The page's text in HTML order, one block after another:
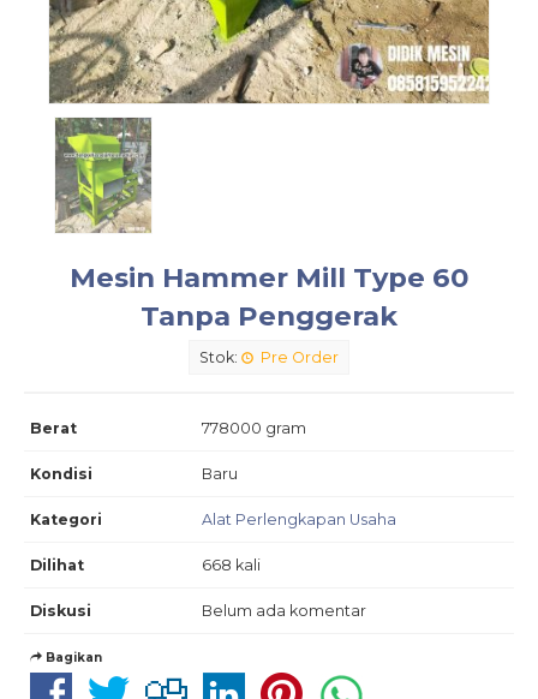
Mesin Hammer Mill Type 60
Tanpa Penggerak
Stok: Pre Order
Berat 778000 gram
Kondisi Baru
Kategori Alat Perlengkapan Usaha
Dilihat 668 kali
Diskusi Belum ada komentar
Bagikan